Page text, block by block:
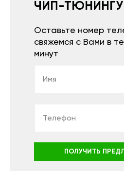
ЧИП-ТЮНИНГУ
Оставьте номер
свяжемся с Вами в
минут
ПОЛУЧИТЬ